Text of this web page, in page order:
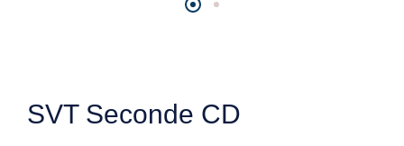
SVT Seconde CD